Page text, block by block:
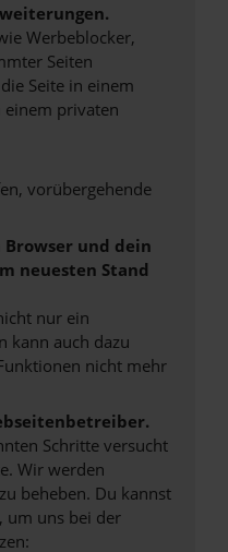
Werbeblocker,
Seiten
Seite in einem
privaten
vorübergehende
Browser und dein
neuesten Stand
nur ein
kann auch dazu
nicht mehr
Schritte versucht
Wir werden
beheben. Du kannst
um uns bei der